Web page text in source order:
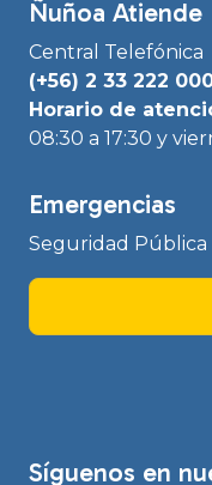
Ñuñoa Atiende
Central Telefónica
(+56) 2 33 222
Horario de
08:30 a 17:30 y
Emergencias
Seguridad Pública
Síguenos en